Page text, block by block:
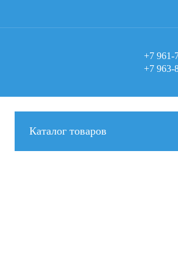
+7 961-
+7 963-
Каталог товаров